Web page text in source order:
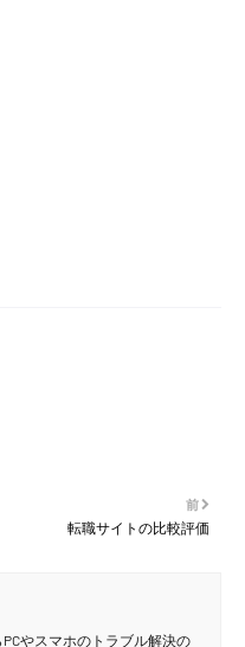
前
転職サイトの比較評価
やスマホのトラブル解決の